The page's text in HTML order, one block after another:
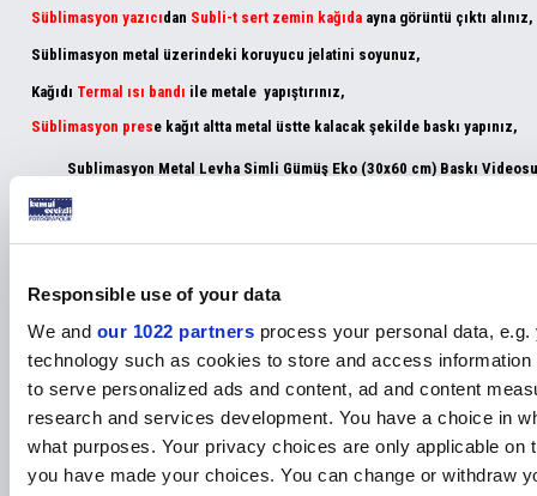
Responsible use of your data
We and our 1022 partners process your personal data,
technology such as cookies to store and access
to serve personalized ads and content, ad and content
research and services development. You have a choice in
what purposes. Your privacy choices are only applicable on
you have made your choices. You can change or withdraw
Süblimasyon yazıcıdan Subli-t sert zemin kağıda ayna görüntü çıktı alınız,
Süblimasyon metal üzerindeki koruyucu jelatini soyunuz,
Kağıdı Termal ısı bandı ile metale yapıştırınız,
Süblimasyon prese kağıt altta metal üstte kalacak şekilde baskı yapınız,
Sublimasyon Metal Levha Simli Gümüş Eko (30x60 cm) Baskı Videosu
Basit uygulamalı video linki ;
Etiketler
sublimasyon metal,sublimasyon metal plaka,
sublimasyon metal fiyatları ,sublimasyon plaka,
metal levha,süblimasyon metal levha,
sublimasyon baskı metali